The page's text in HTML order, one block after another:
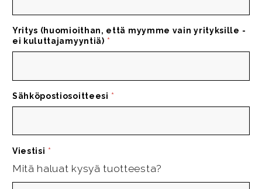
Yritys (huomioithan, että myymme vain yrityksille -
ei kuluttajamyyntiä) *
Sähköpostiosoitteesi *
Viestisi *
Mitä haluat kysyä tuotteesta?